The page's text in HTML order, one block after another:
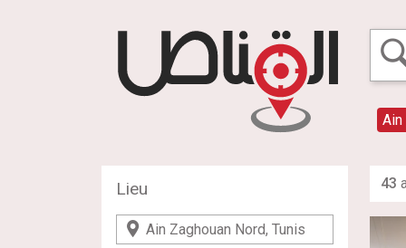
43
Lieu